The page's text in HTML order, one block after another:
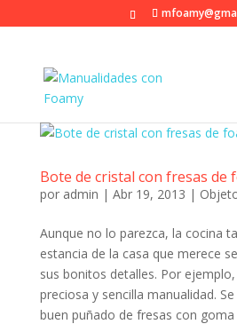
Bote de cristal con fresas de
por admin | Abr 19, 2013 |
Aunque no lo parezca, la cocina
estancia de la casa que merece
sus bonitos detalles. Por
preciosa y sencilla manualidad.
buen puñado de fresas con